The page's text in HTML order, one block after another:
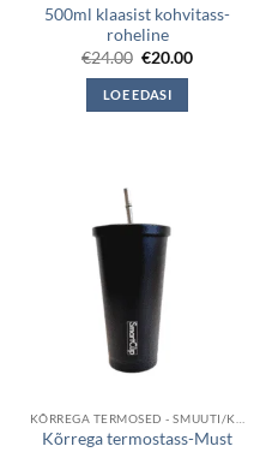
500ml klaasist kohvitass-
roheline
€24.00 Algne
oli:
€24.00.
€20.00Current
LOE EDASI
Kõrrega termostass-Must